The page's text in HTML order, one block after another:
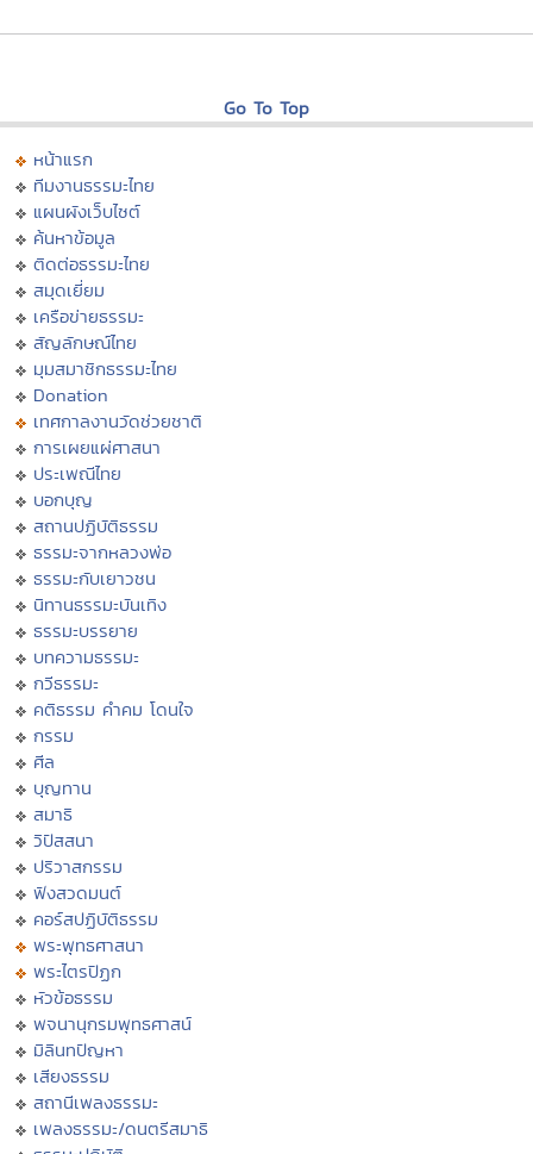
Go To Top
หน้าแรก
ทีมงานธรรมะไทย
แผนผังเว็บไซต์
ค้นหาข้อมูล
ติดต่อธรรมะไทย
สมุดเยี่ยม
เครือข่ายธรรมะ
สัญลักษณ์ไทย
มุมสมาชิกธรรมะไทย
Donation
เทศกาลงานวัดช่วยชาติ
การเผยแผ่ศาสนา
ประเพณีไทย
บอกบุญ
สถานปฏิบัติธรรม
ธรรมะจากหลวงพ่อ
ธรรมะกับเยาวชน
นิทานธรรมะบันเทิง
ธรรมะบรรยาย
บทความธรรมะ
กวีธรรมะ
คติธรรม คำคม โดนใจ
กรรม
ศีล
บุญทาน
สมาธิ
วิปัสสนา
ปริวาสกรรม
ฟังสวดมนต์
คอร์สปฏิบัติธรรม
พระพุทธศาสนา
พระไตรปิฏก
หัวข้อธรรม
พจนานุกรมพุทธศาสน์
มิลินทปัญหา
เสียงธรรม
สถานีเพลงธรรมะ
เพลงธรรมะ/ดนตรีสมาธิ